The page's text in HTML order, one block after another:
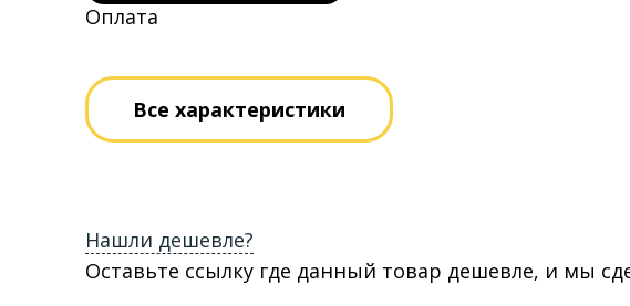
Оплата
Все характеристики
Нашли дешевле?
Оставьте ссылку где данный товар дешевле, и мы